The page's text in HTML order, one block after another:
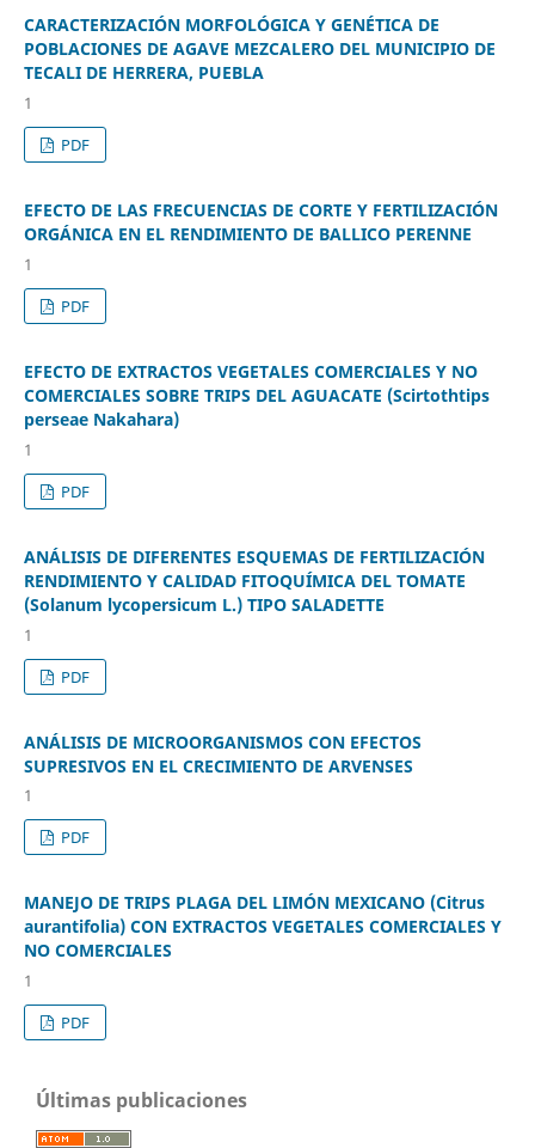
CARACTERIZACIÓN MORFOLÓGICA Y GENÉTICA DE
POBLACIONES DE AGAVE MEZCALERO DEL MUNICIPIO DE
TECALI DE HERRERA, PUEBLA
1
PDF
EFECTO DE LAS FRECUENCIAS DE CORTE Y FERTILIZACIÓN
ORGÁNICA EN EL RENDIMIENTO DE BALLICO PERENNE
1
PDF
EFECTO DE EXTRACTOS VEGETALES COMERCIALES Y NO
COMERCIALES SOBRE TRIPS DEL AGUACATE (Scirtothtips
perseae Nakahara)
1
PDF
ANÁLISIS DE DIFERENTES ESQUEMAS DE FERTILIZACIÓN
RENDIMIENTO Y CALIDAD FITOQUÍMICA DEL TOMATE
(Solanum lycopersicum L.) TIPO SALADETTE
1
PDF
ANÁLISIS DE MICROORGANISMOS CON EFECTOS
SUPRESIVOS EN EL CRECIMIENTO DE ARVENSES
1
PDF
MANEJO DE TRIPS PLAGA DEL LIMÓN MEXICANO (Citrus
aurantifolia) CON EXTRACTOS VEGETALES COMERCIALES Y
NO COMERCIALES
1
PDF
Últimas publicaciones